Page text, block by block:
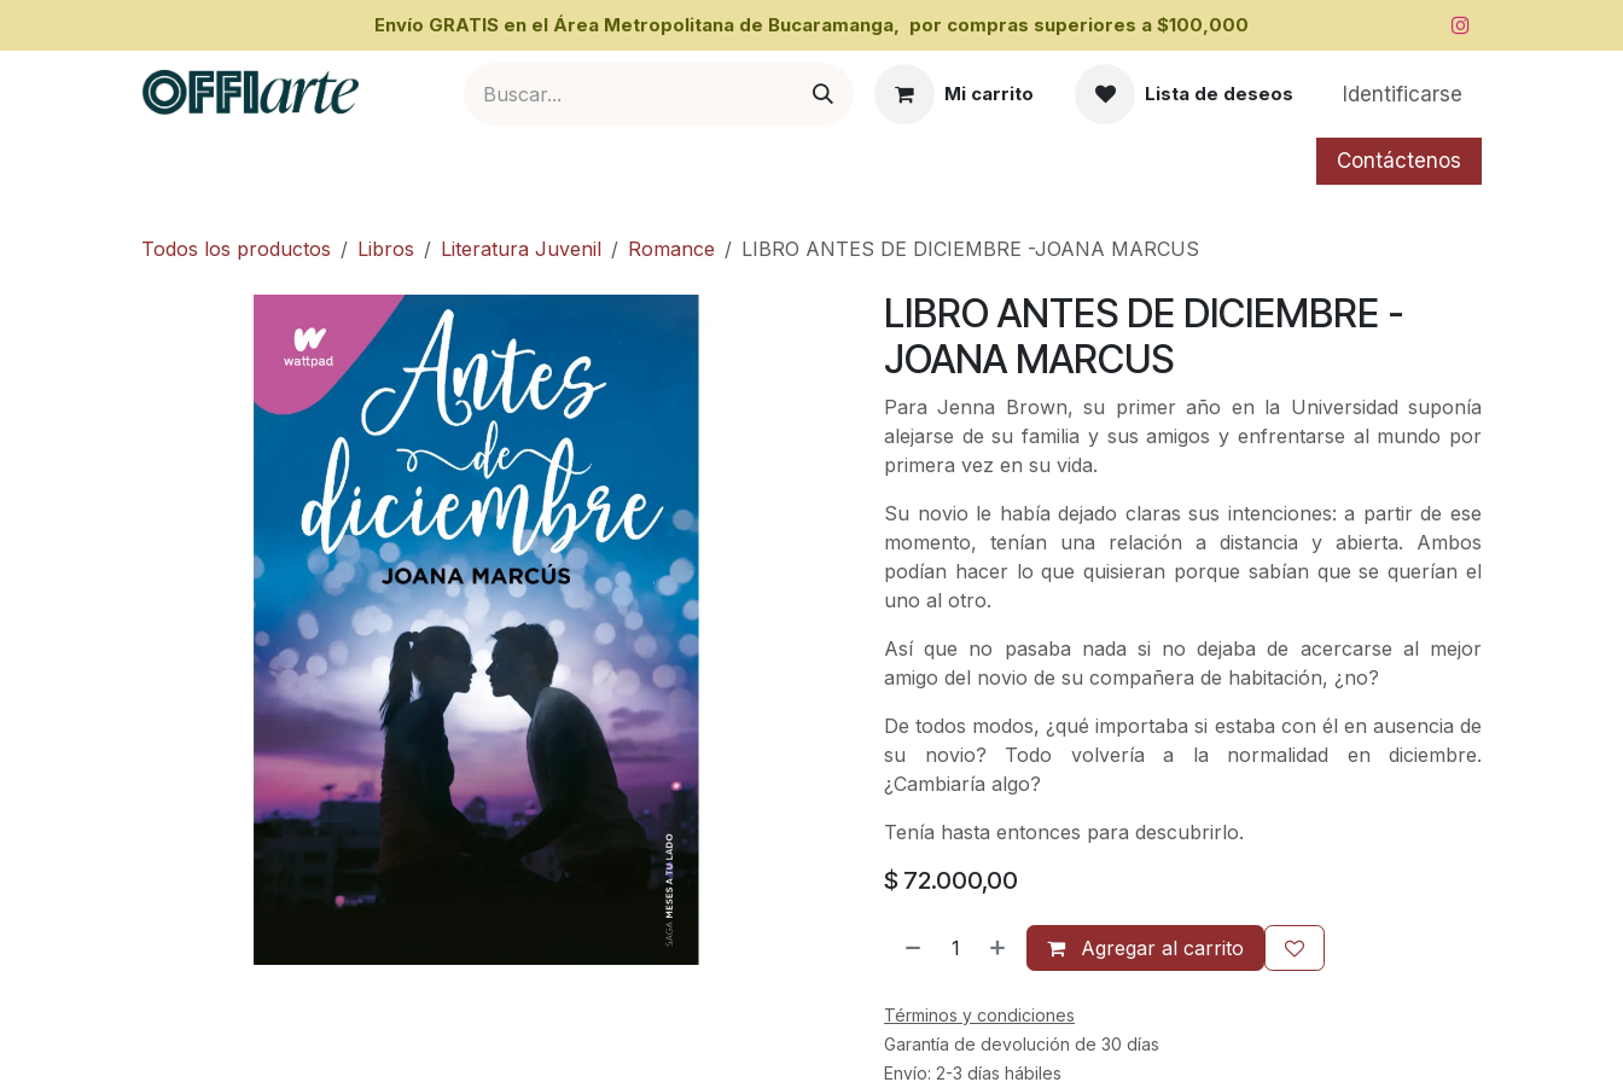
​Envío GRATIS en el Área Metropolitana de Bucaramanga, por compras superiores a ​$100,000
Mi carrito Lista de deseos Identificarse
Contáctenos
Todos los productos Libros Literatura Juvenil Romance LIBRO ANTES DE DICIEMBRE -JOANA MARCUS
LIBRO ANTES DE DICIEMBRE -
JOANA MARCUS
Para Jenna Brown, su primer año en la Universidad suponía
alejarse de su familia y sus amigos y enfrentarse al mundo por
primera vez en su vida.
Su novio le había dejado claras sus intenciones: a partir de ese
momento, tenían una relación a distancia y abierta. Ambos
podían hacer lo que quisieran porque sabían que se querían el
uno al otro.
Así que no pasaba nada si no dejaba de acercarse al mejor
amigo del novio de su compañera de habitación, ¿no?
De todos modos, ¿qué importaba si estaba con él en ausencia de
su novio? Todo volvería a la normalidad en diciembre.
¿Cambiaría algo?
Tenía hasta entonces para descubrirlo.
$ 72.000,00
Agregar al carrito
Términos y condiciones
Garantía de devolución de 30 días
Envío: 2-3 días hábiles